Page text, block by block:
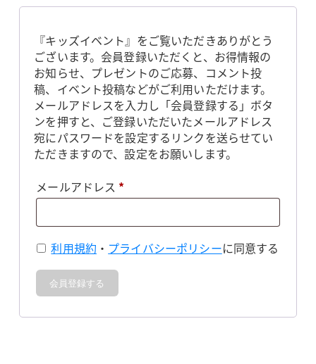
『キッズイベント』をご覧いただきありがとう
ございます。会員登録いただくと、お得情報の
お知らせ、プレゼントのご応募、コメント投
稿、イベント投稿などがご利用いただけます。
メールアドレスを入力し「会員登録する」ボタ
ンを押すと、ご登録いただいたメールアドレス
宛にパスワードを設定するリンクを送らせてい
ただきますので、設定をお願いします。
メールアドレス *必
利用規約 ・ プライバシーポリシーに同意する
会員登録する